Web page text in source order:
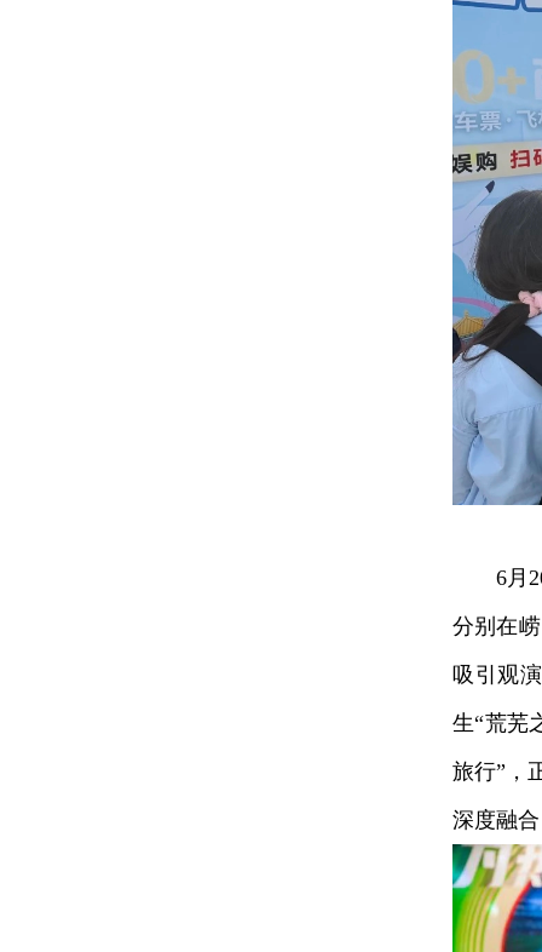
6月20
分别在
吸引观
生“荒芜
旅行”，
深度融